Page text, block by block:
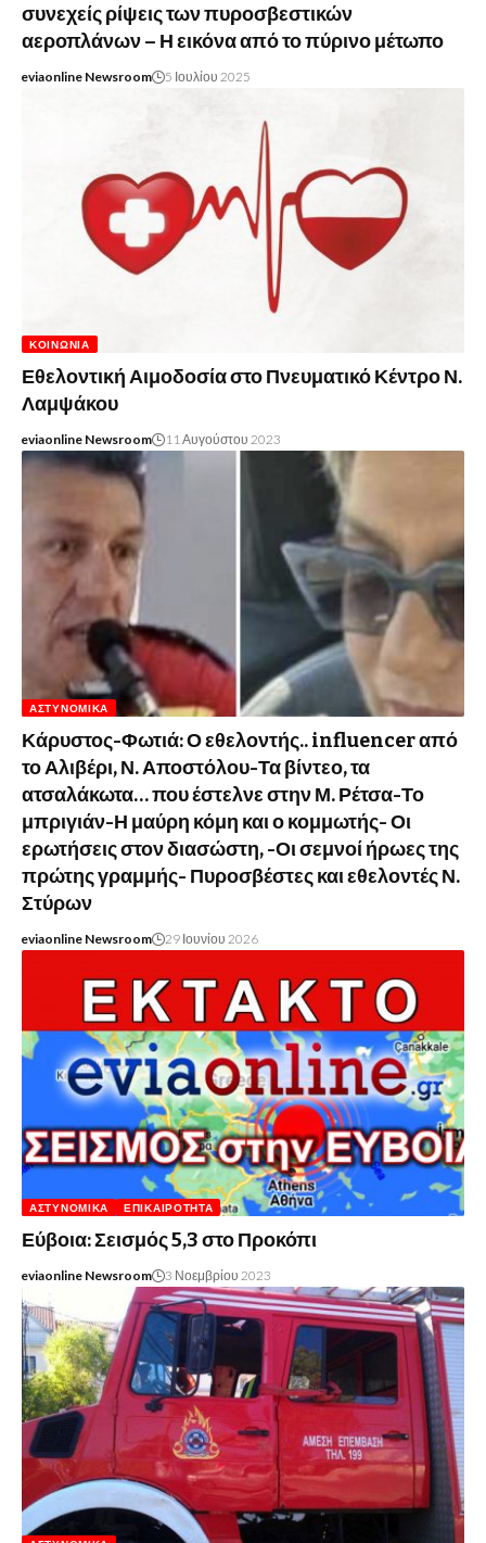
συνεχείς ρίψεις των πυροσβεστικών
αεροπλάνων – Η εικόνα από το πύρινο μέτωπο
eviaonline Newsroom 5 Ιουλίου 2025
ΚΟΙΝΩΝΊΑ
Εθελοντική Αιμοδοσία στο Πνευματικό Κέντρο Ν.
Λαμψάκου
eviaonline Newsroom 11 Αυγούστου 2023
ΑΣΤΥΝΟΜΙΚΆ
Κάρυστος-Φωτιά: Ο εθελοντής.. influencer από
το Αλιβέρι, Ν. Αποστόλου-Τα βίντεο, τα
ατσαλάκωτα… που έστελνε στην Μ. Ρέτσα-Το
μπριγιάν-Η μαύρη κόμη και ο κομμωτής- Οι
ερωτήσεις στον διασώστη, -Οι σεμνοί ήρωες της
πρώτης γραμμής- Πυροσβέστες και εθελοντές Ν.
Στύρων
eviaonline Newsroom 29 Ιουνίου 2026
ΑΣΤΥΝΟΜΙΚΆ ΕΠΙΚΑΙΡΌΤΗΤΑ
Εύβοια: Σεισμός 5,3 στο Προκόπι
eviaonline Newsroom 3 Νοεμβρίου 2023